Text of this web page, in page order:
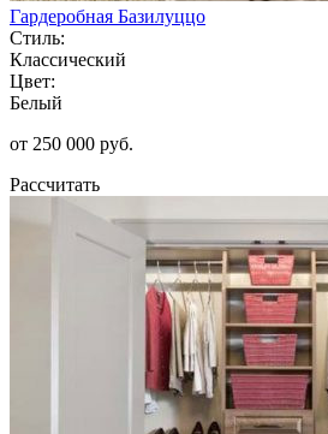
Гардеробная Базилуццо
Стиль:
Классический
Цвет:
Белый
от 250 000 руб.
Рассчитать